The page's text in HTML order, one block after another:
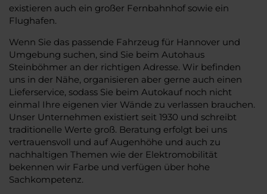
existieren auch ein großer Fernbahnhof sowie ein
Flughafen.
Wenn Sie das passende Fahrzeug für Hannover und
Umgebung suchen, sind Sie beim Autohaus
Steinböhmer an der richtigen Adresse. Wir befinden
uns in der Nähe, organisieren aber gerne auch einen
Lieferservice, sodass Sie beim Autokauf noch nicht
einmal Ihre eigenen vier Wände zu verlassen brauchen.
Unser Unternehmen existiert seit 1930 und schreibt
traditionelle Werte groß. Beratung erfolgt bei uns
vertrauensvoll und auf Augenhöhe und auch zu
nachhaltigen Themen wie der Elektromobilität
bekennen wir Farbe und verfügen über hohe
Sachkompetenz.